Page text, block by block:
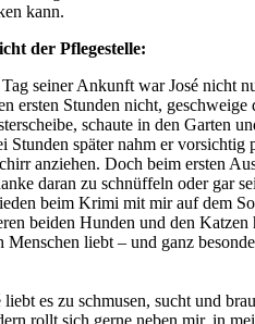
kann.
der Pflegestelle:
seiner Ankunft war José nicht
ersten Stunden nicht,
schaute in den Garten
Stunden später nahm er vorsichtig
anziehen. Doch beim ersten
daran zu schnüffeln oder gar
beim Krimi mit mir auf dem
beiden Hunden und den
Menschen liebt – und ganz
liebt es zu schmusen, sucht und
rollt sich gerne neben mir, in